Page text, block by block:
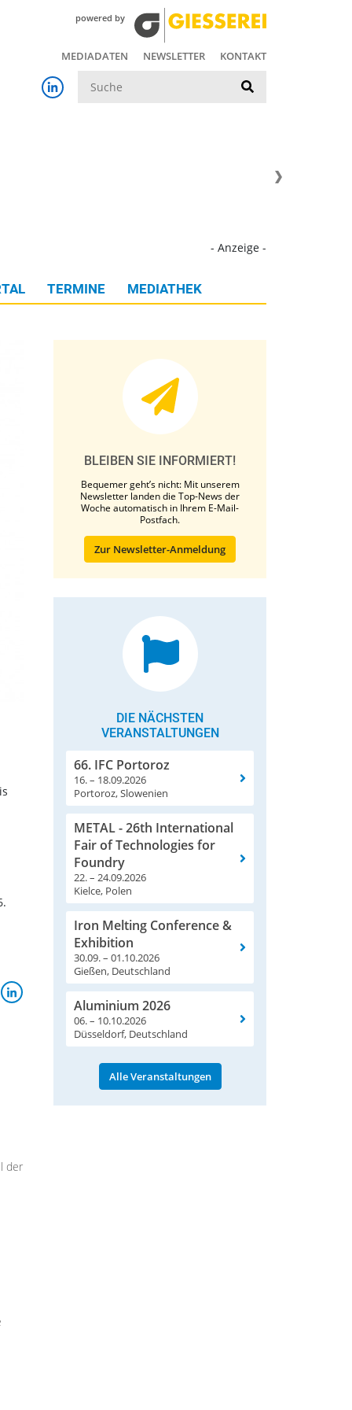
powered by
MEDIADATEN NEWSLETTER KONTAKT
- Anzeige -
TERMINE MEDIATHEK
der
BLEIBEN SIE INFORMIERT!
Bequemer geht’s nicht: Mit unserem
Newsletter landen die Top-News der
Woche automatisch in Ihrem E-Mail-
Postfach.
Zur Newsletter-Anmeldung
DIE NÄCHSTEN
VERANSTALTUNGEN
66. IFC Portoroz
16. – 18.09.2026
Portoroz, Slowenien
METAL - 26th International
Fair of Technologies for
Foundry
22. – 24.09.2026
Kielce, Polen
Iron Melting Conference &
Exhibition
30.09. – 01.10.2026
Gießen, Deutschland
Aluminium 2026
06. – 10.10.2026
Düsseldorf, Deutschland
Alle Veranstaltungen